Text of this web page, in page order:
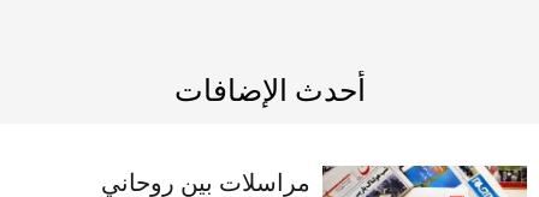
أحدث الإضافات
مراسلات بين روحاني